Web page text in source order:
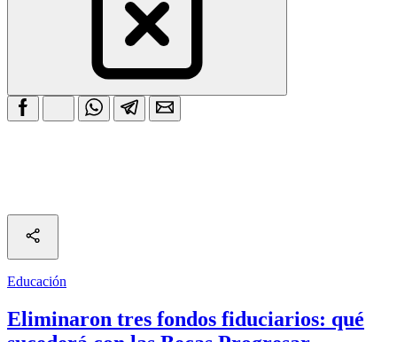
Educación
Eliminaron tres fondos fiduciarios: qué